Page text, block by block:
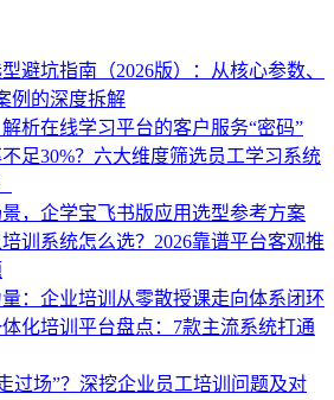
避坑指南（2026版）：从核心参数、
例的深度拆解
析在线学习平台的客户服务“密码”
足30%？六大维度筛选员工学习系统
，企学宝飞书版应用选型参考方案
训系统怎么选？2026靠谱平台客观推
：企业培训从零散授课走向体系闭环
化培训平台盘点：7款主流系统打通
过场”？深挖企业员工培训问题及对